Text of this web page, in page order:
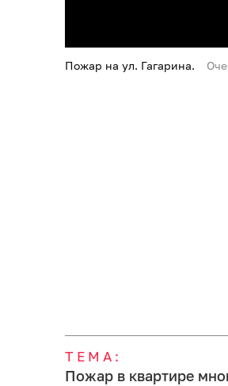
Пожар на ул. Гагарина.
ТЕМА:
Пожар в квартире